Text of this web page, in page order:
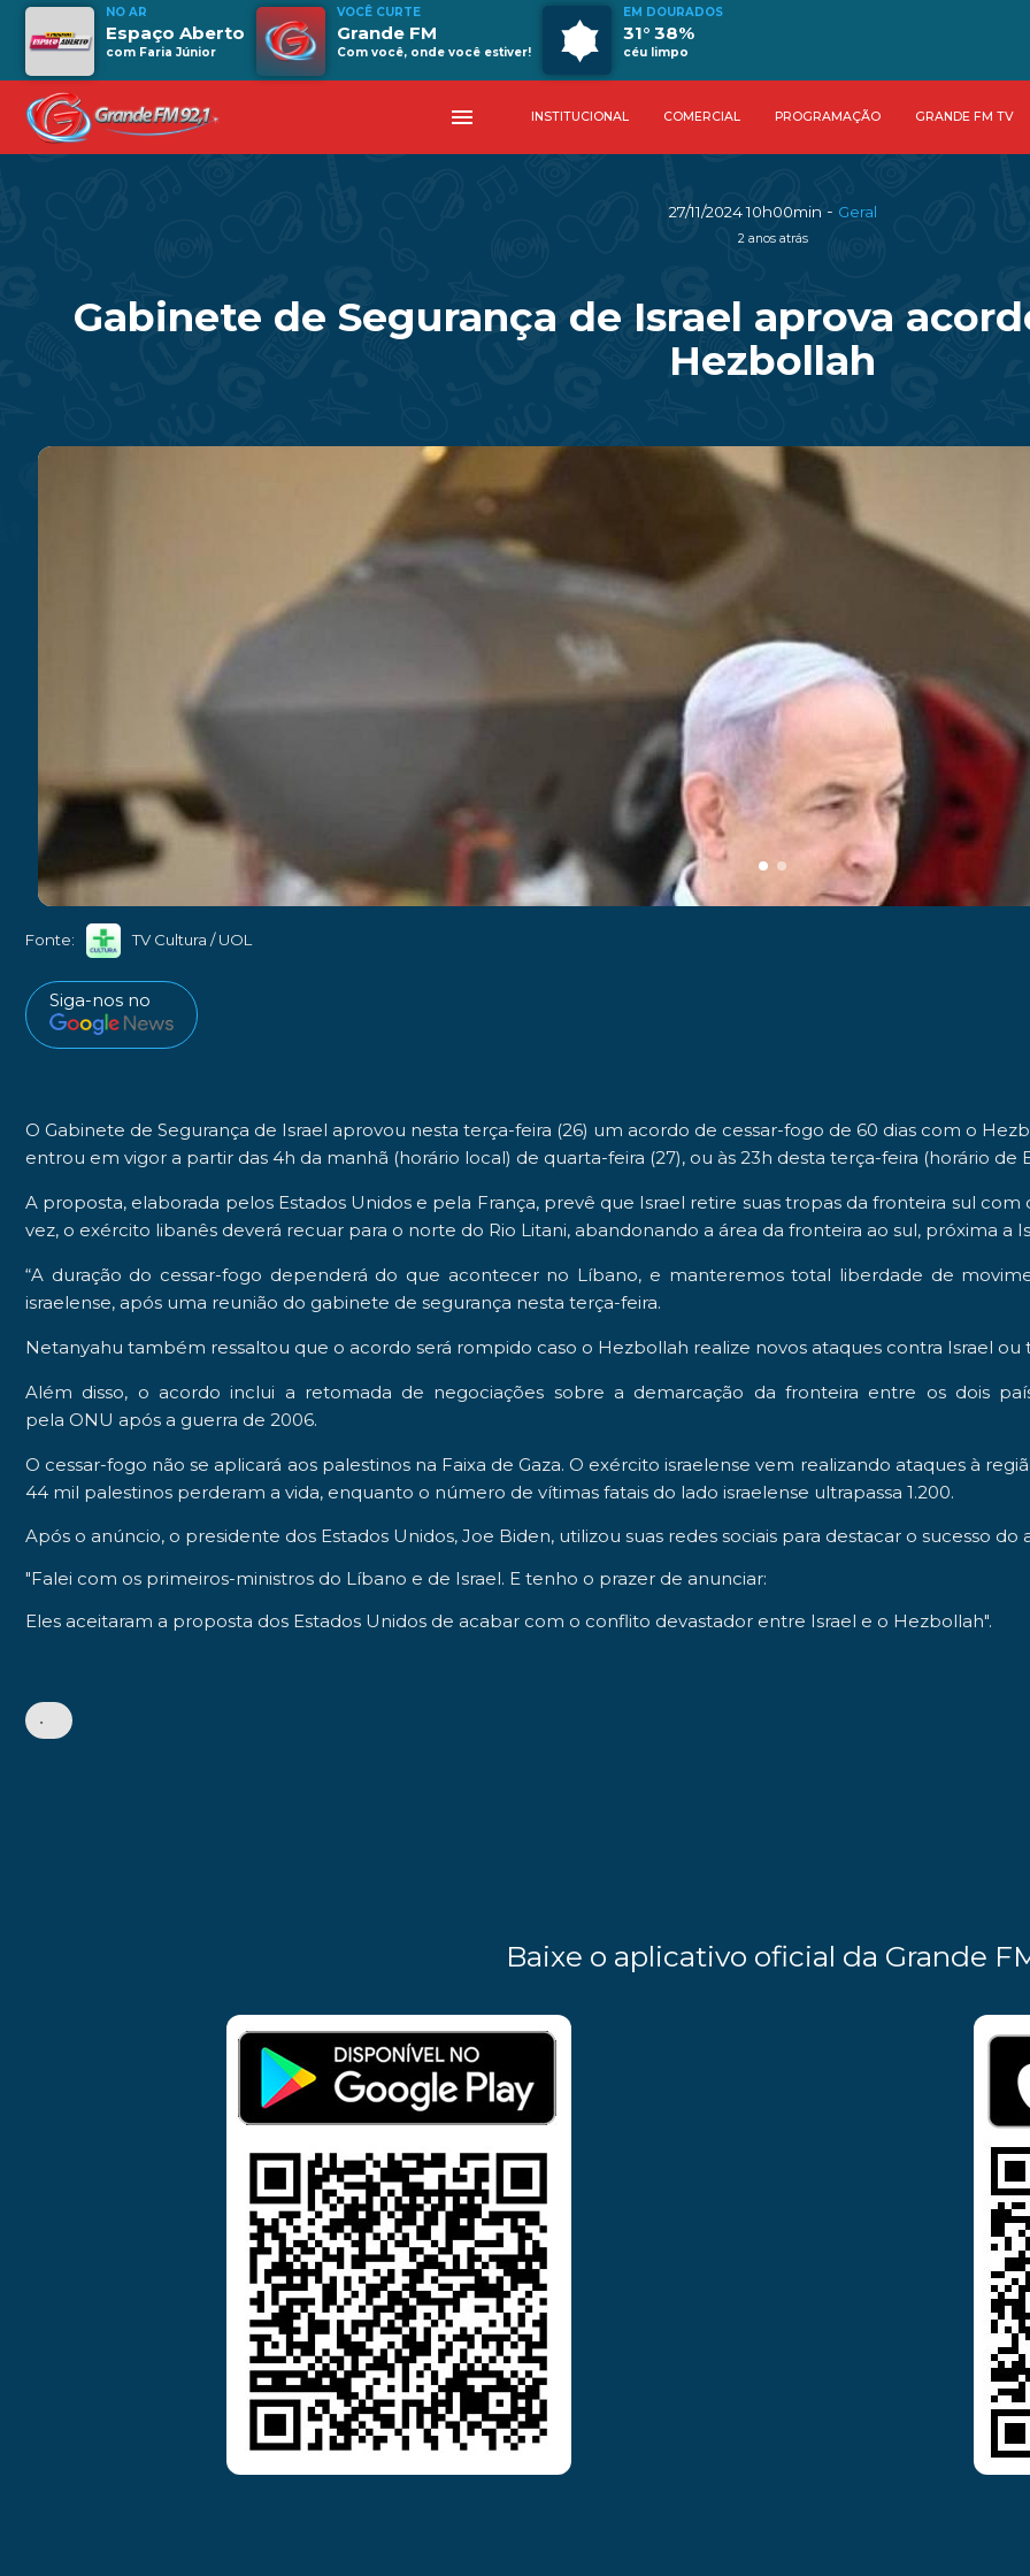
NO AR
Espaço Aberto
com Faria Júnior
VOCÊ CURTE
Grande FM
Com você, onde você estiver!
EM DOURADOS
31° 38%
céu limpo
menu INSTITUCIONAL COMERCIAL PROGRAMAÇÃO GRANDE FM TV
27/11/2024 10h00min - Geral
2 anos atrás
Gabinete de Segurança de Israel aprova
Hezbollah
Fonte: TV Cultura / UOL
Siga-nos no
O Gabinete de Segurança de Israel aprovou nesta terça-feira (26) um acordo de cessar-fogo de 60 dias com o
entrou em vigor a partir das 4h da manhã (horário local) de quarta-feira (27), ou às 23h desta terça-feira (horário de
A proposta, elaborada pelos Estados Unidos e pela França, prevê que Israel retire suas tropas da fronteira sul
vez, o exército libanês deverá recuar para o norte do Rio Litani, abandonando a área da fronteira ao sul, próxima a
“A duração do cessar-fogo dependerá do que acontecer no Líbano, e manteremos total liberdade de
israelense, após uma reunião do gabinete de segurança nesta terça-feira.
Netanyahu também ressaltou que o acordo será rompido caso o Hezbollah realize novos ataques contra Israel
Além disso, o acordo inclui a retomada de negociações sobre a demarcação da fronteira entre os dois
pela ONU após a guerra de 2006.
O cessar-fogo não se aplicará aos palestinos na Faixa de Gaza. O exército israelense vem realizando ataques à
44 mil palestinos perderam a vida, enquanto o número de vítimas fatais do lado israelense ultrapassa 1.200.
Após o anúncio, o presidente dos Estados Unidos, Joe Biden, utilizou suas redes sociais para destacar o sucesso
"Falei com os primeiros-ministros do Líbano e de Israel. E tenho o prazer de anunciar:
Eles aceitaram a proposta dos Estados Unidos de acabar com o conflito devastador entre Israel e o Hezbollah".
•
Baixe o aplicativo oficial da Grande